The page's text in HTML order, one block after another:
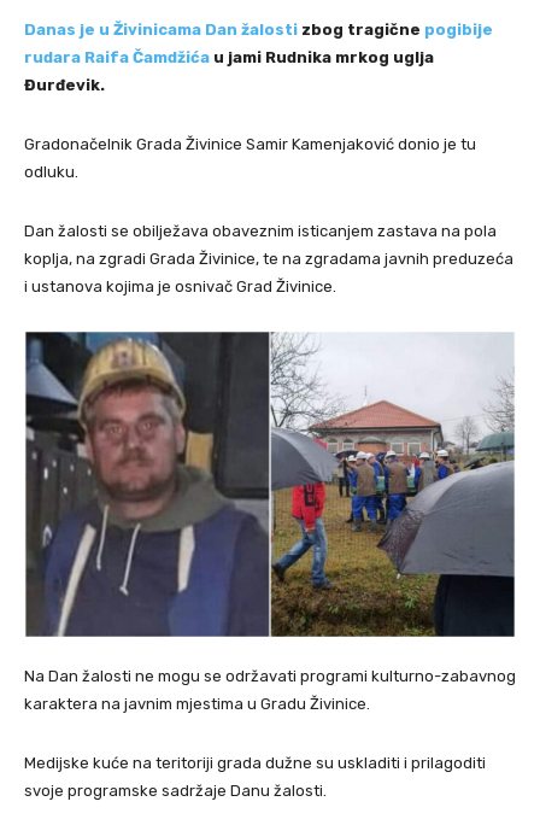
Danas je u Živinicama Dan žalosti zbog tragične pogibije
rudara Raifa Čamdžića u jami Rudnika mrkog uglja
Đurđevik.
Gradonačelnik Grada Živinice Samir Kamenjaković donio je tu
odluku.
Dan žalosti se obilježava obaveznim isticanjem zastava na pola
koplja, na zgradi Grada Živinice, te na zgradama javnih preduzeća
i ustanova kojima je osnivač Grad Živinice.
Na Dan žalosti ne mogu se održavati programi kulturno-zabavnog
karaktera na javnim mjestima u Gradu Živinice.
Medijske kuće na teritoriji grada dužne su uskladiti i prilagoditi
svoje programske sadržaje Danu žalosti.